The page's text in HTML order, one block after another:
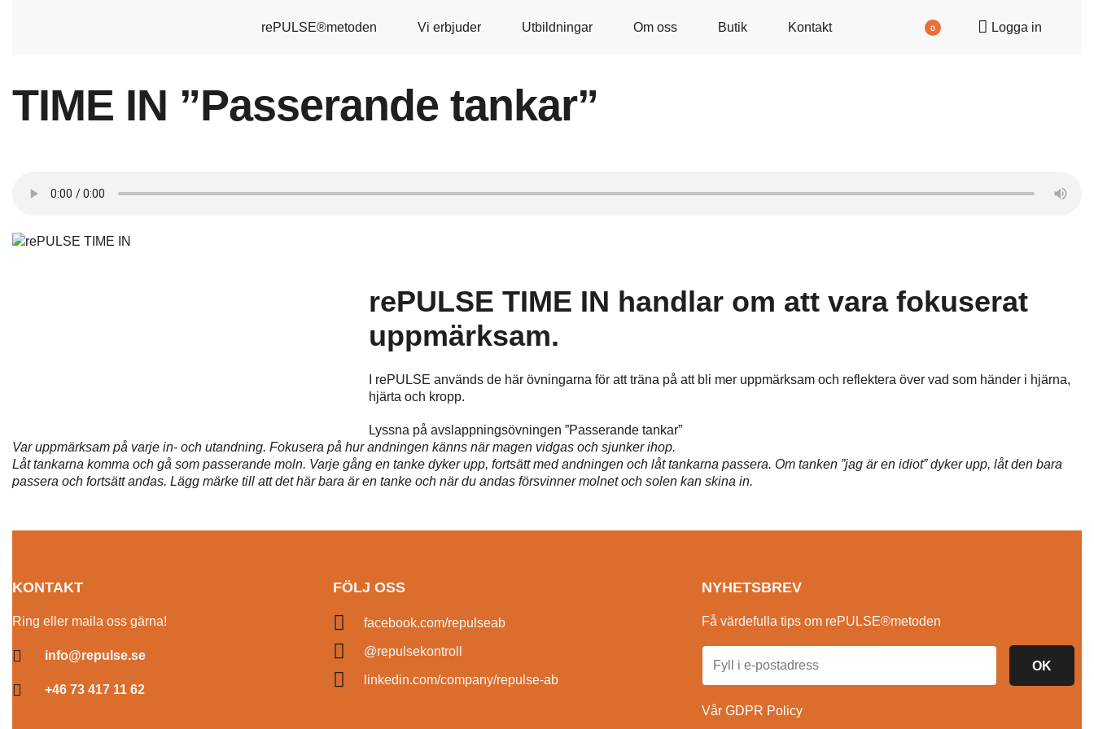
rePULSE®metoden Vi erbjuder Utbildningar Om oss Butik Kontakt 0 Logga in
TIME IN ”Passerande tankar”
rePULSE TIME IN handlar om att vara fokuserat
uppmärksam.
I rePULSE används de här övningarna för att träna på att bli mer uppmärksam och reflektera över vad som händer i hjärna,
hjärta och kropp.
Lyssna på avslappningsövningen ”Passerande tankar”
Var uppmärksam på varje in- och utandning. Fokusera på hur andningen känns när magen vidgas och sjunker ihop.
Låt tankarna komma och gå som passerande moln. Varje gång en tanke dyker upp, fortsätt med andningen och låt tankarna passera. Om tanken ”jag är en idiot” dyker upp, låt den bara
passera och fortsätt andas. Lägg märke till att det här bara är en tanke och när du andas försvinner molnet och solen kan skina in.
KONTAKT
Ring eller maila oss gärna!
info@repulse.se
+46 73 417 11 62
FÖLJ OSS
facebook.com/repulseab
@repulsekontroll
linkedin.com/company/repulse-ab
NYHETSBREV
Få värdefulla tips om rePULSE®metoden
OK
Vår GDPR Policy